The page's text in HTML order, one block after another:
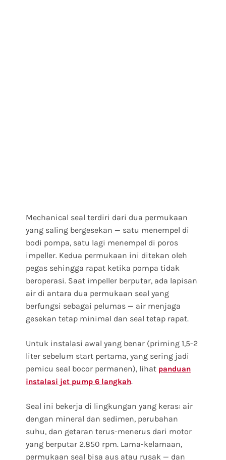
Mechanical seal terdiri dari dua permukaan
yang saling bergesekan — satu menempel di
bodi pompa, satu lagi menempel di poros
impeller. Kedua permukaan ini ditekan oleh
pegas sehingga rapat ketika pompa tidak
beroperasi. Saat impeller berputar, ada lapisan
air di antara dua permukaan seal yang
berfungsi sebagai pelumas — air menjaga
gesekan tetap minimal dan seal tetap rapat.
Untuk instalasi awal yang benar (priming 1,5-2
liter sebelum start pertama, yang sering jadi
pemicu seal bocor permanen), lihat panduan
instalasi jet pump 6 langkah.
Seal ini bekerja di lingkungan yang keras: air
dengan mineral dan sedimen, perubahan
suhu, dan getaran terus-menerus dari motor
yang berputar 2.850 rpm. Lama-kelamaan,
permukaan seal bisa aus atau rusak — dan